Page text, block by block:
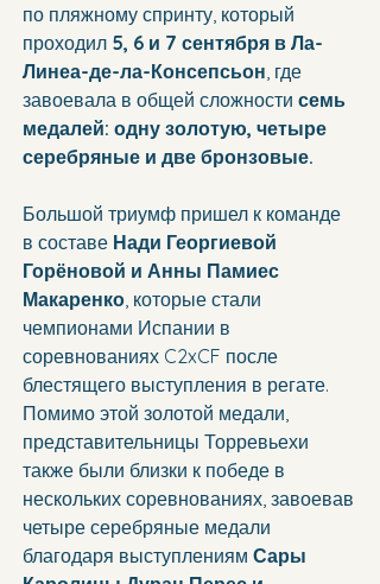
по пляжному спринту, который
проходил 5, 6 и 7 сентября в Ла-
Линеа-де-ла-Консепсьон , где
завоевала в общей сложности семь
медалей: одну золотую, четыре
серебряные и две бронзовые.
Большой триумф пришел к команде
в составе Нади Георгиевой
Горёновой и Анны Памиес
Макаренко , которые стали
чемпионами Испании в
соревнованиях C2xCF после
блестящего выступления в регате.
Помимо этой золотой медали,
представительницы Торревьехи
также были близки к победе в
нескольких соревнованиях, завоевав
четыре серебряные медали
благодаря выступлениям Сары